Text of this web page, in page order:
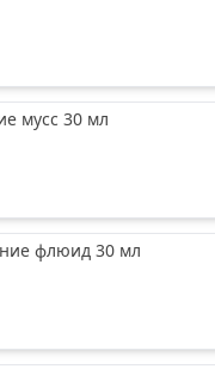
мусс 30 мл
флюид 30 мл